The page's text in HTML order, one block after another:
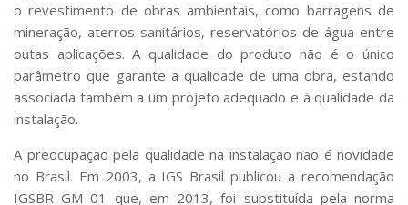
o revestimento de obras ambientais, como barragens de
mineração, aterros sanitários, reservatórios de água entre
outas aplicações. A qualidade do produto não é o único
parâmetro que garante a qualidade de uma obra, estando
associada também a um projeto adequado e à qualidade da
instalação.
A preocupação pela qualidade na instalação não é novidade
no Brasil. Em 2003, a IGS Brasil publicou a recomendação
IGSBR GM 01 que, em 2013, foi substituída pela norma